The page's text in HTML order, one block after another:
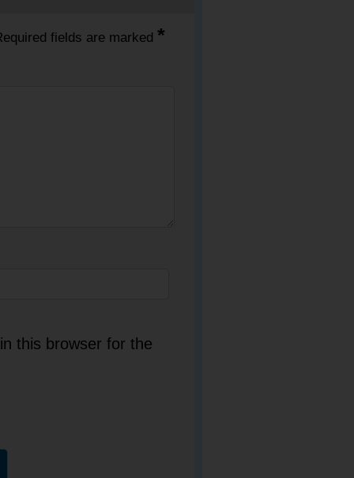
fields are marked *
this browser for the